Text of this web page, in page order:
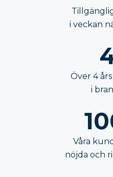
i veckan
Över 4
i
Våra
nöjda och